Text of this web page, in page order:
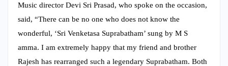
Music director Devi Sri Prasad, who spoke on the occasion,
said, “There can be no one who does not know the
wonderful, ‘Sri Venketasa Suprabatham’ sung by M S
amma. I am extremely happy that my friend and brother
Rajesh has rearranged such a legendary Suprabatham. Both